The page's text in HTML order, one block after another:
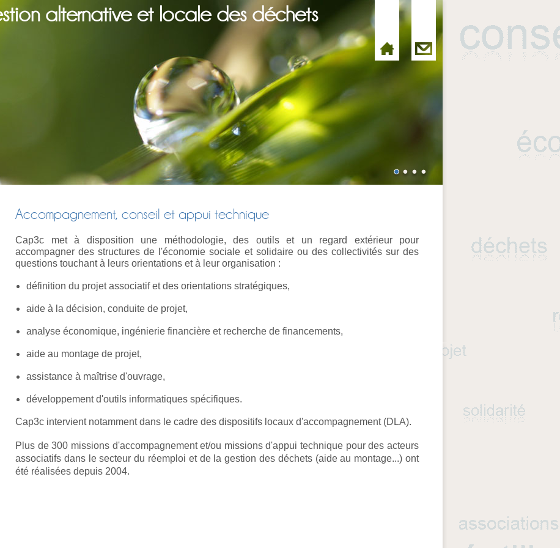
alternative et locale des déchets
Accompagnement, conseil et appui technique
Cap3c met à disposition une méthodologie, des outils et un regard extérieur pour
accompagner des structures de l'économie sociale et solidaire ou des collectivités sur des
questions touchant à leurs orientations et à leur organisation :
définition du projet associatif et des orientations stratégiques,
aide à la décision, conduite de projet,
analyse économique, ingénierie financière et recherche de financements,
aide au montage de projet,
assistance à maîtrise d'ouvrage,
développement d'outils informatiques spécifiques.
Cap3c intervient notamment dans le cadre des dispositifs locaux d'accompagnement (DLA).
Plus de 300 missions d'accompagnement et/ou missions d'appui technique pour des acteurs
associatifs dans le secteur du réemploi et de la gestion des déchets (aide au montage...) ont
été réalisées depuis 2004.